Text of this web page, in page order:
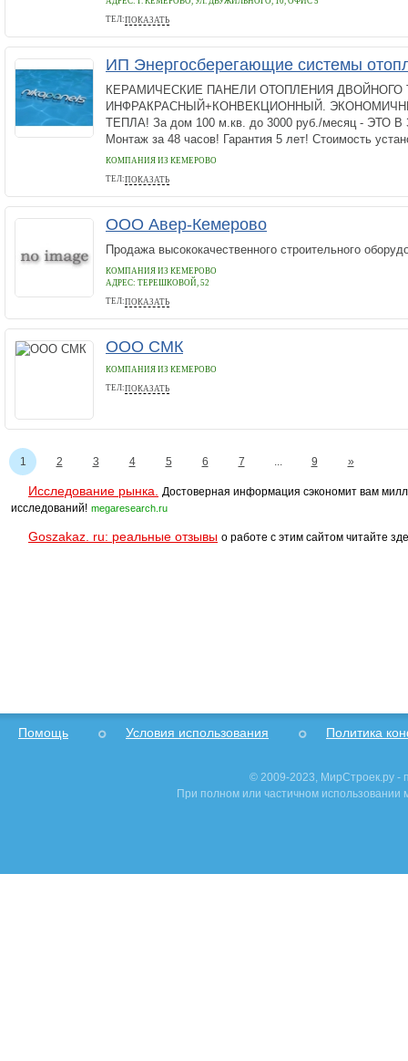
ТЕЛ:ПОКАЗАТЬ
34-56-36, 67-09-79
ИП Энергосберегающие системы
КЕРАМИЧЕСКИЕ ПАНЕЛИ ОТОПЛЕНИЯ ДВОЙНОГО
ИНФРАКРАСНЫЙ+КОНВЕКЦИОННЫЙ.
ТЕПЛА! За дом 100 м.кв. до 3000 руб./месяц - ЭТО
Монтаж за 48 часов! Гарантия 5 лет! Стоимость
КОМПАНИЯ ИЗ КЕМЕРОВО
ТЕЛ:ПОКАЗАТЬ
9505788228
ООО Авер-Кемерово
Продажа высококачественного строительного
КОМПАНИЯ ИЗ КЕМЕРОВО
АДРЕС: ТЕРЕШКОВОЙ, 52
ТЕЛ:ПОКАЗАТЬ
+79617292116
ООО СМК
КОМПАНИЯ ИЗ КЕМЕРОВО
ТЕЛ:ПОКАЗАТЬ
8-905-066-1025
1 2 3 4 5 6 7 ... 9 »
Исследование рынка.
Достоверная информация сэкономит вам
исследований! megaresearch.ru
Goszakaz. ru: реальные отзывы о работе с этим сайтом читайте
Помощь Условия использования Политика
© 2009-2023, МирСтроек.ру -
При полном или частичном использовании